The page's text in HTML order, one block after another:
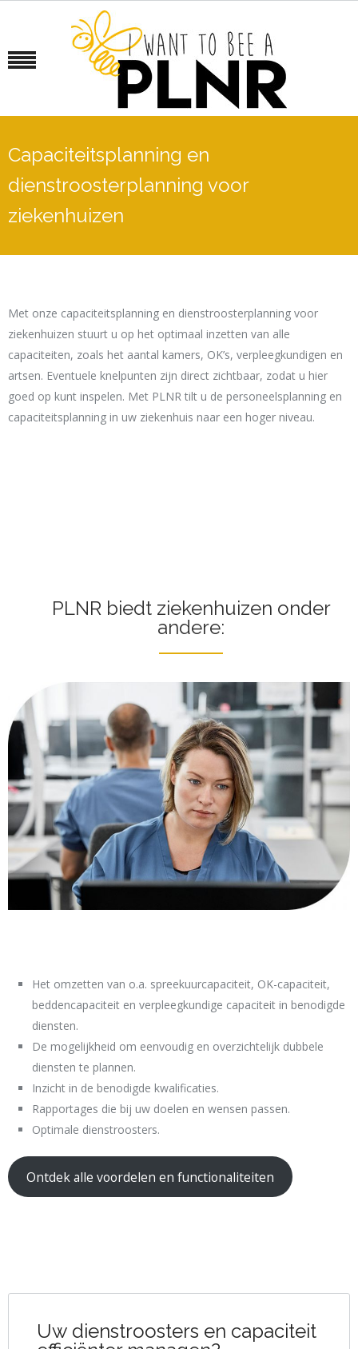
Capaciteitsplanning en
dienstroosterplanning voor
ziekenhuizen
Met onze capaciteitsplanning en dienstroosterplanning voor
ziekenhuizen stuurt u op het optimaal inzetten van alle
capaciteiten, zoals het aantal kamers, OK’s, verpleegkundigen en
artsen. Eventuele knelpunten zijn direct zichtbaar, zodat u hier
goed op kunt inspelen. Met PLNR tilt u de personeelsplanning en
capaciteitsplanning in uw ziekenhuis naar een hoger niveau.
PLNR biedt ziekenhuizen onder
andere:
Het omzetten van o.a. spreekuurcapaciteit, OK-capaciteit,
beddencapaciteit en verpleegkundige capaciteit in benodigde
diensten.
De mogelijkheid om eenvoudig en overzichtelijk dubbele
diensten te plannen.
Inzicht in de benodigde kwalificaties.
Rapportages die bij uw doelen en wensen passen.
Optimale dienstroosters.
Ontdek alle voordelen en functionaliteiten
Uw dienstroosters en capaciteit